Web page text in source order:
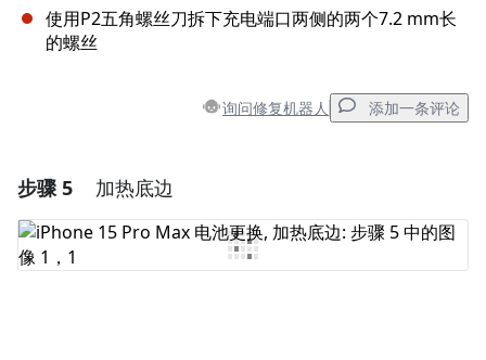
使用P2五角螺丝刀拆下充电端口两侧的两个7.2 mm长
的螺丝
询问修复机器人 添加一条评论
添加评论
步骤 5 加热底边